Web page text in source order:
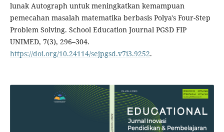
lunak Autograph untuk meningkatkan kemampuan
pemecahan masalah matematika berbasis Polya's Four-Step
Problem Solving. School Education Journal PGSD FIP
UNIMED, 7(3), 296–304.
https://doi.org/10.24114/sejpgsd.v7i3.9252.